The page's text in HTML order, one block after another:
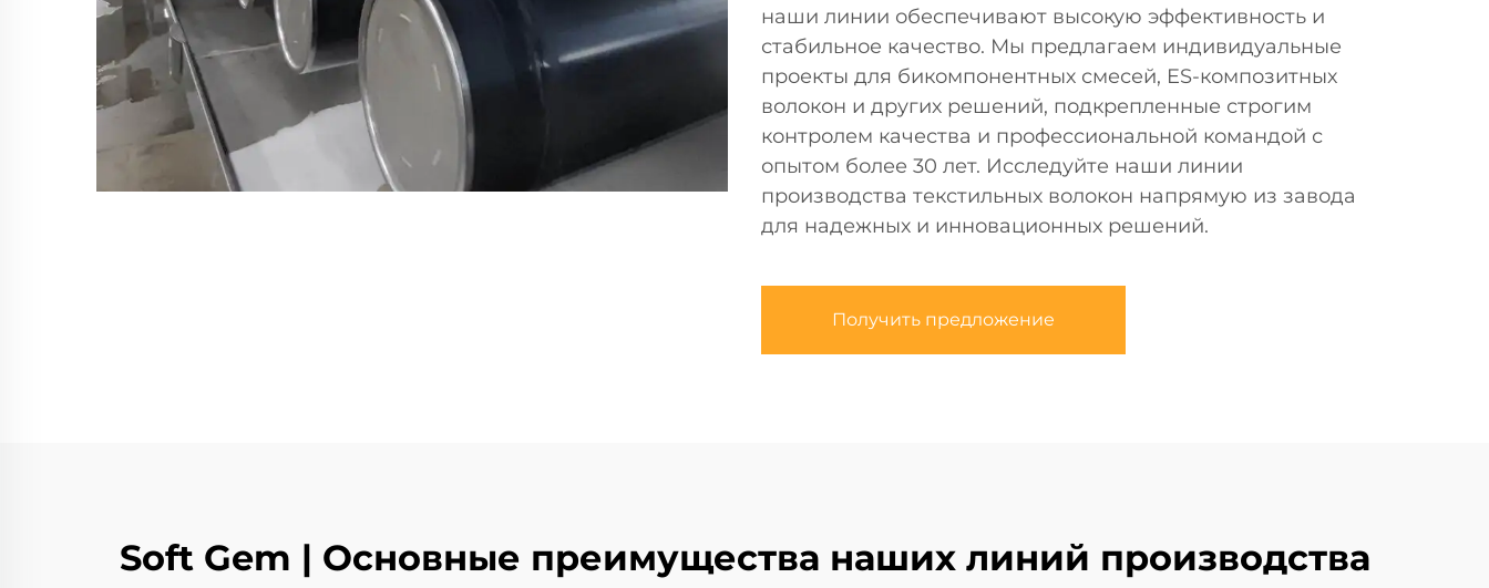
наши линии обеспечивают высокую эффективность и
стабильное качество. Мы предлагаем индивидуальные
проекты для бикомпонентных смесей, ES-композитных
волокон и других решений, подкрепленные строгим
контролем качества и профессиональной командой с
опытом более 30 лет. Исследуйте наши линии
производства текстильных волокон напрямую из завода
для надежных и инновационных решений.
Получить предложение
Soft Gem | Основные преимущества наших линий производства